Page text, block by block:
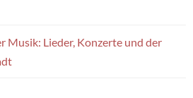
Musik: Lieder, Konzerte und der